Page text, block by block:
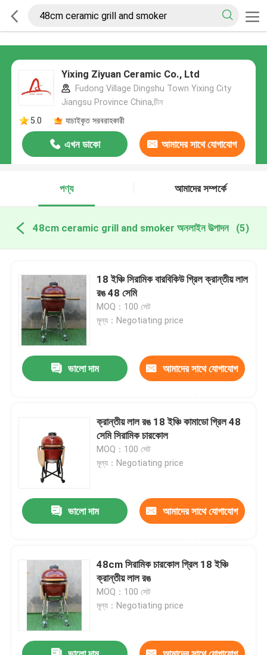
Yixing Ziyuan Ceramic Co., Ltd
Fudong Village Dingshu Town Yixing City
Jiangsu Province China,চীন
5.0
যাচাইকৃত সরবরাহকারী
এখন ডাকো আমাদের সাথে যোগাযোগ
পণ্য
আমাদের সম্পর্কে
48cm ceramic grill and smoker অনলাইন উত্পাদন (5)
18 ইঞ্চি সিরামিক বারবিকিউ গ্রিল ক্রান্তীয় লাল
রঙ 48 সেমি
MOQ：100 সেট
মূল্য：Negotiating price
ভালো দাম আমাদের সাথে যোগাযোগ
ক্রান্তীয় লাল রঙ 18 ইঞ্চি কামাডো গ্রিল 48
সেমি সিরামিক চারকোল
MOQ：100 সেট
মূল্য：Negotiating price
ভালো দাম আমাদের সাথে যোগাযোগ
48cm সিরামিক চারকোল গ্রিল 18 ইঞ্চি
ক্রান্তীয় লাল রঙ
MOQ：100 সেট
মূল্য：Negotiating price